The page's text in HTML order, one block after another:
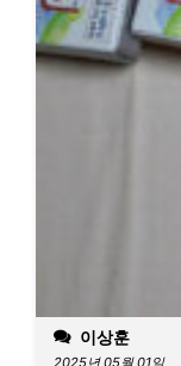
이상훈
2025년 05월 01일